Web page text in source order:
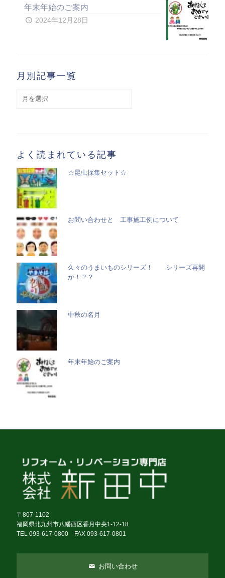
年末年始のご案内
2024年12月28日
月別記事一覧
よく読まれている記事
☆昆虫採集セット☆
お問い合わせと 工事施工例について
久々のうまいものシリーズ！ シリーズ再開
か！？？
中秋の名月
年末年始のご案内
〒807-1102
福岡県北九州市八幡西区香月中央1-12-18
TEL 093-617-0800 FAX 093-617-0801
お問い合わせ